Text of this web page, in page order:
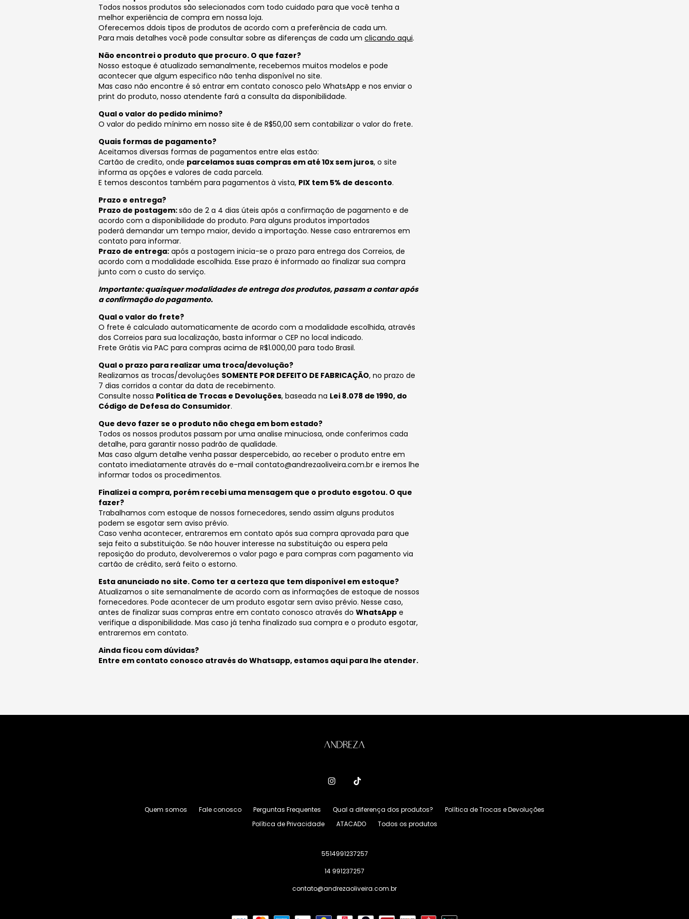
Todos nossos produtos são selecionados com todo cuidado para que você tenha a
melhor experiência de compra em nossa loja.
Oferecemos ddois tipos de produtos de acordo com a preferência de cada um.
Para mais detalhes você pode consultar sobre as diferenças de cada um clicando aqui.
Não encontrei o produto que procuro. O que fazer?
Nosso estoque é atualizado semanalmente, recebemos muitos modelos e pode
acontecer que algum especifico não tenha disponível no site.
Mas caso não encontre é só entrar em contato conosco pelo WhatsApp e nos enviar o
print do produto, nosso atendente fará a consulta da disponibilidade.
Qual o valor do pedido mínimo?
O valor do pedido mínimo em nosso site é de R$50,00 sem contabilizar o valor do frete.
Quais formas de pagamento?
Aceitamos diversas formas de pagamentos entre elas estão:
Cartão de credito, onde parcelamos suas compras em até 10x sem juros, o site
informa as opções e valores de cada parcela.
E temos descontos também para pagamentos à vista, PIX tem 5% de desconto.
Prazo e entrega?
Prazo de postagem:são de 2 a 4 dias úteis após a confirmação de pagamento e de
acordo com a disponibilidade do produto. Para alguns produtos importados
poderá demandar um tempo maior, devido a importação. Nesse caso entraremos em
contato para informar.
Prazo de entrega: após a postagem inicia-se o prazo para entrega dos Correios, de
acordo com a modalidade escolhida. Esse prazo é informado ao finalizar sua compra
junto com o custo do serviço.
Importante: quaisquer modalidades de entrega dos produtos, passam a contar após
a confirmação do pagamento.
Qual o valor do frete?
O frete é calculado automaticamente de acordo com a modalidade escolhida, através
dos Correios para sua localização, basta informar o CEP no local indicado.
Frete Grátis via PAC para compras acima de R$1.000,00 para todo Brasil.
Qual o prazo para realizar uma troca/devolução?
Realizamos as trocas/devoluções SOMENTE POR DEFEITO DE FABRICAÇÃO, no prazo de
7 dias corridos a contar da data de recebimento.
Consulte nossa Política de Trocas e Devoluções, baseada na Lei 8.078 de 1990, do
Código de Defesa do Consumidor.
Que devo fazer se o produto não chega em bom estado?
Todos os nossos produtos passam por uma analise minuciosa, onde conferimos cada
detalhe, para garantir nosso padrão de qualidade.
Mas caso algum detalhe venha passar despercebido, ao receber o produto entre em
contato imediatamente através do e-mail contato@andrezaoliveira.com.br e iremos lhe
informar todos os procedimentos.
Finalizei a compra, porém recebi uma mensagem que o produto esgotou. O que
fazer?
Trabalhamos com estoque de nossos fornecedores, sendo assim alguns produtos
podem se esgotar sem aviso prévio.
Caso venha acontecer, entraremos em contato após sua compra aprovada para que
seja feito a substituição. Se não houver interesse na substituição ou espera pela
reposição do produto, devolveremos o valor pago e para compras com pagamento via
cartão de crédito, será feito o estorno.
Esta anunciado no site. Como ter a certeza que tem disponível em estoque?
Atualizamos o site semanalmente de acordo com as informações de estoque de nossos
fornecedores. Pode acontecer de um produto esgotar sem aviso prévio. Nesse caso,
antes de finalizar suas compras entre em contato conosco através do WhatsApp e
verifique a disponibilidade. Mas caso já tenha finalizado sua compra e o produto esgotar,
entraremos em contato.
Ainda ficou com dúvidas?
Entre em contato conosco através do Whatsapp, estamos aqui para lhe atender.
Quem somos Fale conosco Perguntas Frequentes Qual a diferença dos produtos?
Política de Trocas e Devoluções
Política de Privacidade
ATACADO Todos os produtos
5514991237257
14 991237257
contato@andrezaoliveira.com.br